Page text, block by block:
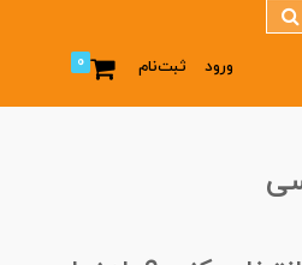
ورود ثبت‌نام 0